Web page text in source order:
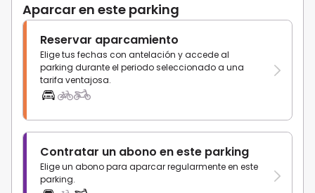
Aparcar en este parking
Reservar aparcamiento
Elige tus fechas con antelación y accede al
parking durante el periodo seleccionado a una
tarifa ventajosa.
Contratar un abono en este parking
Elige un abono para aparcar regularmente en este
parking.